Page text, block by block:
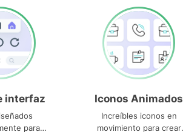
interfaz
para
Iconos Animados
Increíbles iconos en
movimiento para crear